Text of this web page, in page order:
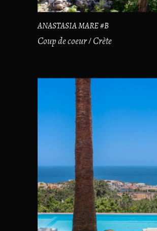
ANASTASIA MARE #B
Coup de coeur Crète